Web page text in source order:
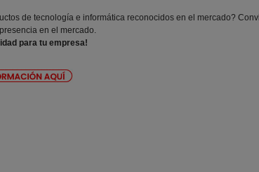
de tecnología e informática reconocidos en el mercado?
en el mercado.
para tu empresa!